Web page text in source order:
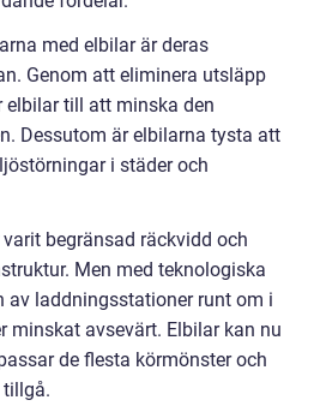
med elbilar är deras
Genom att eliminera utsläpp
elbilar till att minska den
Dessutom är elbilarna tysta att
i städer och
begränsad räckvidd och
Men med teknologiska
av laddningsstationer runt om i
minskat avsevärt. Elbilar kan nu
de flesta körmönster och
tillgå.